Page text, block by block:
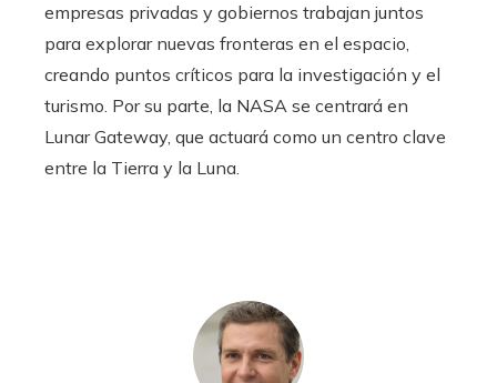
empresas privadas y gobiernos trabajan juntos
para explorar nuevas fronteras en el espacio,
creando puntos críticos para la investigación y el
turismo. Por su parte, la NASA se centrará en
Lunar Gateway, que actuará como un centro clave
entre la Tierra y la Luna.